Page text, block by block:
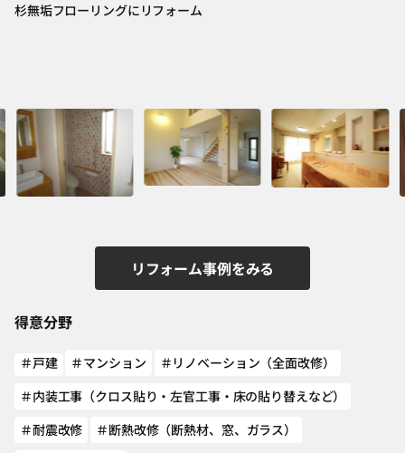
杉無垢フローリングにリフォーム
リフォーム事例をみる
得意分野
＃戸建 ＃マンション
＃リノベーション（全面改修）
＃内装工事（クロス貼り・左官工事・床の貼り替えなど）
＃耐震改修
＃断熱改修（断熱材、窓、ガラス）